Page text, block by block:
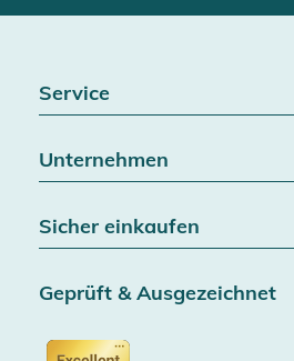
Service
Batteriegesetz
Widerrufsrecht
Vertrag widerrufen
AGB & Kundeninformationen
Unternehmen
Blog
Jobs
Gutscheine
Sicher einkaufen
SSL-Verschlüsselung
Zertifiziert durch Trusted Shops
Geprüft & Ausgezeichnet